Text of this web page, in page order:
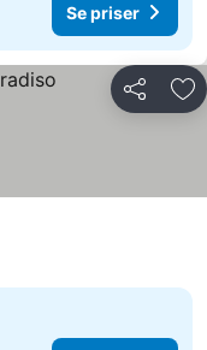
Se priser
Del